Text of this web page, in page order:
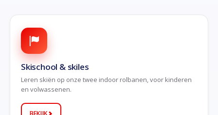
Skischool & skiles
Leren skiën op onze twee indoor rolbanen, voor kinderen
en volwassenen.